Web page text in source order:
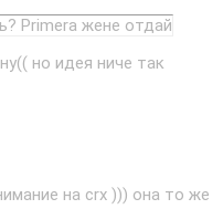
Primera жене отдай
но идея ниче так
на crx ))) она то же